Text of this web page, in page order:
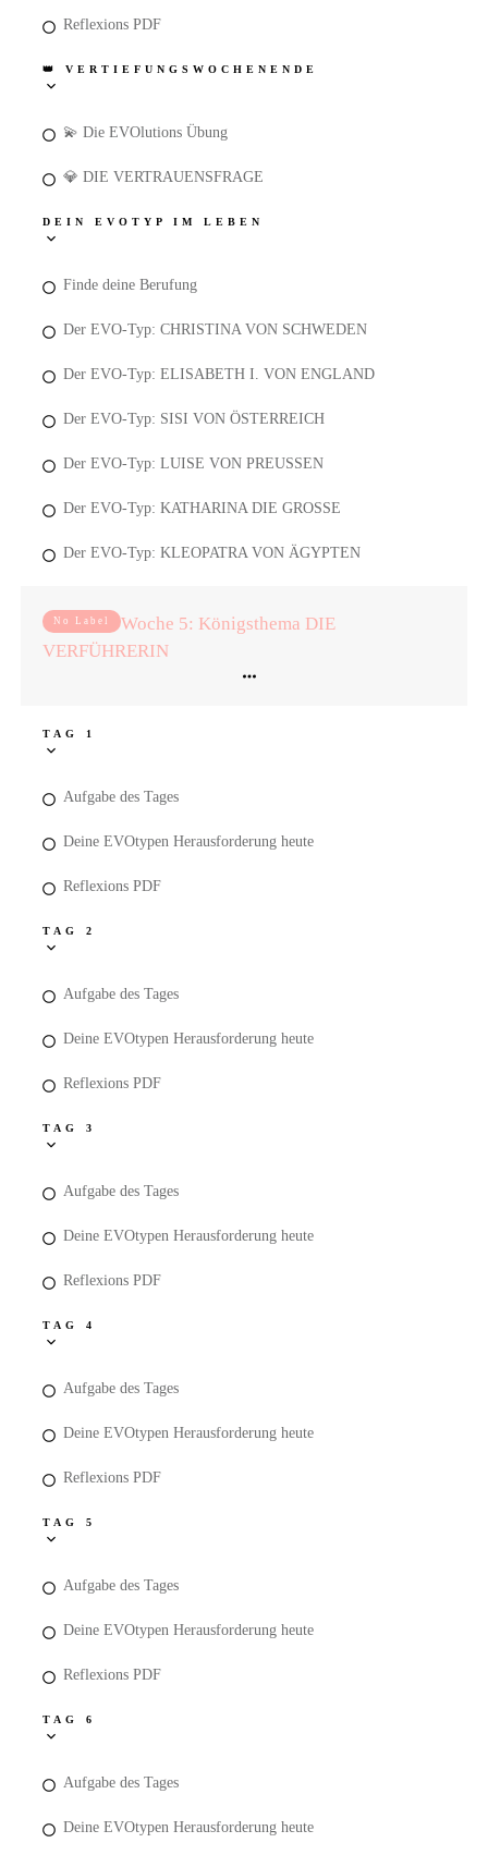
Reflexions PDF
👑 VERTIEFUNGSWOCHENENDE
💫 Die EVOlutions Übung
💎 DIE VERTRAUENSFRAGE
DEIN EVOTYP IM LEBEN
Finde deine Berufung
Der EVO-Typ: CHRISTINA VON SCHWEDEN
Der EVO-Typ: ELISABETH I. VON ENGLAND
Der EVO-Typ: SISI VON ÖSTERREICH
Der EVO-Typ: LUISE VON PREUSSEN
Der EVO-Typ: KATHARINA DIE GROSSE
Der EVO-Typ: KLEOPATRA VON ÄGYPTEN
No Label
Woche 5: Königsthema DIE
VERFÜHRERIN
TAG 1
Aufgabe des Tages
Deine EVOtypen Herausforderung heute
Reflexions PDF
TAG 2
Aufgabe des Tages
Deine EVOtypen Herausforderung heute
Reflexions PDF
TAG 3
Aufgabe des Tages
Deine EVOtypen Herausforderung heute
Reflexions PDF
TAG 4
Aufgabe des Tages
Deine EVOtypen Herausforderung heute
Reflexions PDF
TAG 5
Aufgabe des Tages
Deine EVOtypen Herausforderung heute
Reflexions PDF
TAG 6
Aufgabe des Tages
Deine EVOtypen Herausforderung heute